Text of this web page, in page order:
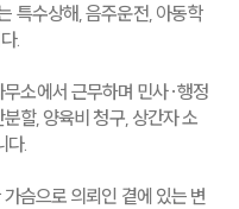
특수상해, 음주운전, 아동학
.
소에서 근무하며 민사·행정
할, 양육비 청구, 상간자 소
다.
슴으로 의뢰인 곁에 있는 변